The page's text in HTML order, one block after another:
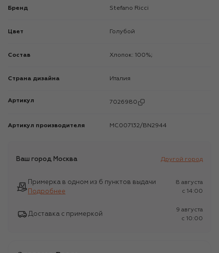
Бренд Stefano Ricci
Цвет Голубой
Состав Хлопок: 100%;
Страна дизайна Италия
Артикул 7026980
Артикул производителя MC007132/BN2944
Ваш город Москва Другой город
Примерка в одном из 6 пунктов выдачи
Подробнее
8 августа
c 14:00
Доставка с примеркой
9 августа
c 10:00